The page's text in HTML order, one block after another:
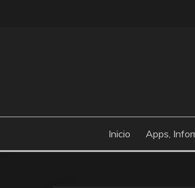
Inicio Apps,